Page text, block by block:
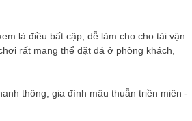
là điều bất cập, dễ làm cho cho tài vận
rất mang thể đặt đá ở phòng khách,